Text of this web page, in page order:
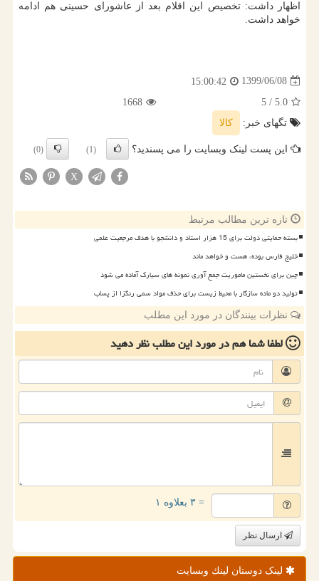
اظهار داشت: تخصیص این اقلام بعد از عاشورای حسینی هم ادامه
خواهد داشت.
1399/06/08
15:00:42
5.0
/ 5
1668
تگهای خبر:
كالا
این پست لینک وبسایت را می پسندید؟ (1)
(0)
X
تازه ترین مطالب مرتبط
بسته حمایتی دولت برای 15 هزار استاد و دانشجو با هدف مرجعیت علمی
خلیج فارس بوده، هست و خواهد ماند
چین برای نخستین ماموریت جمع آوری نمونه های سیارک آماده می شود
تولید دو ماده سازگار با محیط زیست برای حذف مواد سمی رنگزا از پساب
نظرات بینندگان در مورد این مطلب
لطفا شما همدر مورد این مطلبنظر دهید
= ۳ بعلاوه ۱
ارسال نظر
لینک دوستان لینك وبسایت